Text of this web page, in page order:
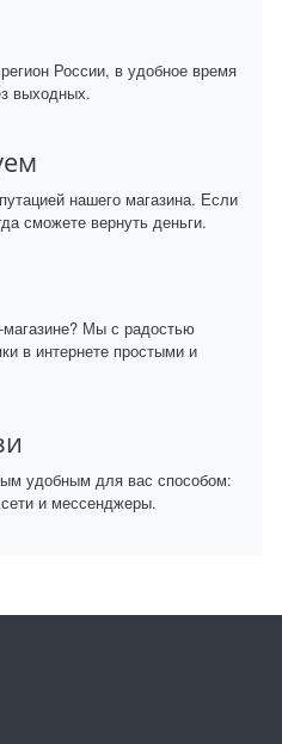
России, в удобное время
выходных.
нашего магазина. Если
сможете вернуть деньги.
магазине? Мы с радостью
в интернете простыми и
удобным для вас способом:
и мессенджеры.